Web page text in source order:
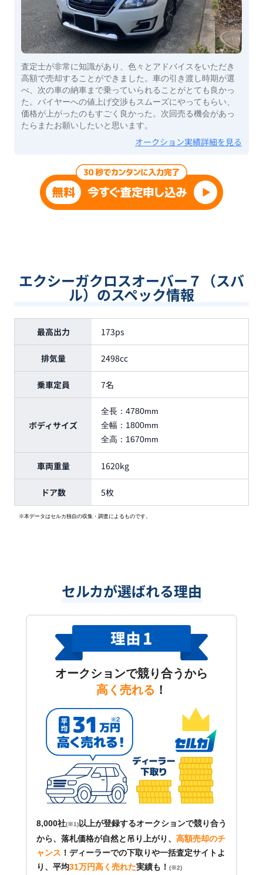
査定士が非常に知識があり、色々とアドバイスをいただき
高額で売却することができました。車の引き渡し時期が選
べ、次の車の納車まで乗っていられることがとても良かっ
た。バイヤーへの値上げ交渉もスムーズにやってもらい、
価格が上がったのもすごく良かった。次回売る機会があっ
たらまたお願いしたいと思います。
オークション実績詳細を見る
エクシーガクロスオーバー７（スバ
ル）のスペック情報
最高出力 173ps
排気量 2498cc
乗車定員 7名
ボディサイズ
全長： 4780mm
全幅： 1800mm
全高： 1670mm
車両重量 1620kg
ドア数 5枚
※本データはセルカ独自の収集・調査によるものです。
セルカが選ばれる理由
オークションで競り合うから
高く売れる ！
8,000社(※1)以上が登録するオークションで競り合う
から、落札価格が自然と吊り上がり、 高額売却のチ
ャンス ！ ディーラーでの下取りや一括査定サイトよ
り、平均31万円高く売れた実績も！ (※2)